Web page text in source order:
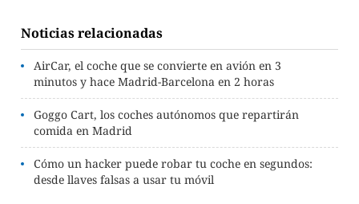
Noticias relacionadas
AirCar, el coche que se convierte en avión en 3
minutos y hace Madrid-Barcelona en 2 horas
Goggo Cart, los coches autónomos que repartirán
comida en Madrid
Cómo un hacker puede robar tu coche en segundos:
desde llaves falsas a usar tu móvil